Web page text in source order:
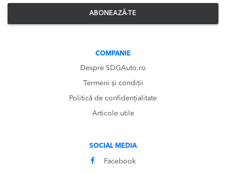
ABONEAZĂ-TE
COMPANIE
Despre SDGAuto.ro
Termeni și condiții
Politică de confidențialitate
Articole utile
SOCIAL MEDIA
Facebook